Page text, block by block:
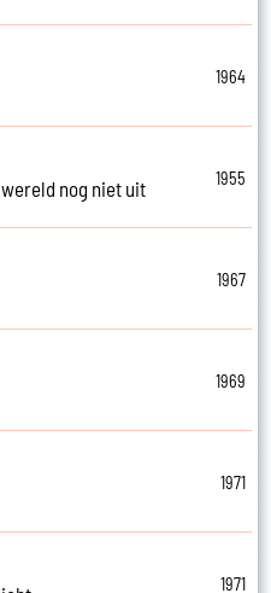
1964
nog niet uit
1955
1967
1969
1971
1971